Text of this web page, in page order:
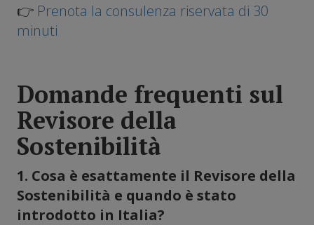
👉 Prenota la consulenza riservata di 30
minuti
Domande frequenti sul
Revisore della
Sostenibilità
1. Cosa è esattamente il Revisore della
Sostenibilità e quando è stato
introdotto in Italia?